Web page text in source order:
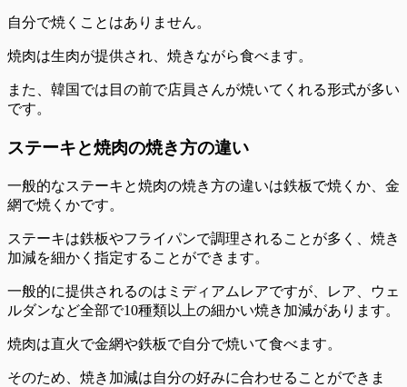
自分で焼くことはありません。
焼肉は生肉が提供され、焼きながら食べます。
また、韓国では目の前で店員さんが焼いてくれる形式が多い
です。
ステーキと焼肉の焼き方の違い
一般的なステーキと焼肉の焼き方の違いは鉄板で焼くか、金
網で焼くかです。
ステーキは鉄板やフライパンで調理されることが多く、焼き
加減を細かく指定することができます。
一般的に提供されるのはミディアムレアですが、レア、ウェ
ルダンなど全部で10種類以上の細かい焼き加減があります。
焼肉は直火で金網や鉄板で自分で焼いて食べます。
そのため、焼き加減は自分の好みに合わせることができま